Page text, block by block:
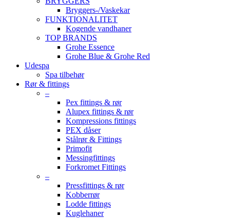
Bryggers-/Vaskekar
FUNKTIONALITET
Kogende vandhaner
TOP BRANDS
Grohe Essence
Grohe Blue & Grohe Red
Udespa
Spa tilbehør
Rør & fittings
–
Pex fittings & rør
Alupex fittings & rør
Kompressions fittings
PEX dåser
Stålrør & Fittings
Primofit
Messingfittings
Forkromet Fittings
–
Pressfittings & rør
Kobberrør
Lodde fittings
Kuglehaner